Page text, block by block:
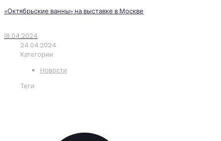
«Октябрьские ванны» на выставке в Москве
18.04.2024
24.04.2024
Категории
Новости
Теги